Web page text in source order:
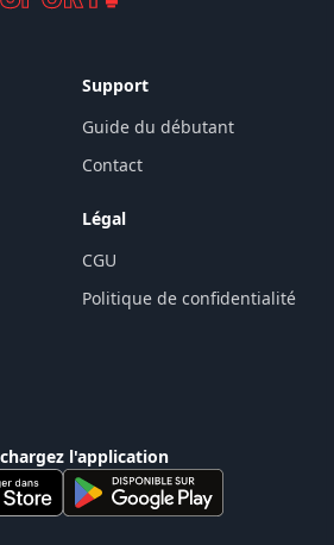
Support
Guide du débutant
Contact
Légal
CGU
Politique de confidentialité
l'application